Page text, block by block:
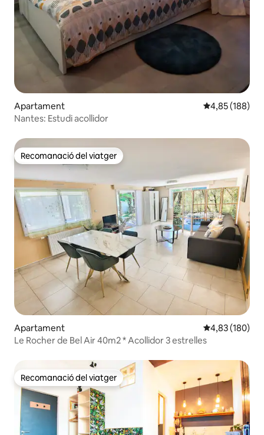
Apartament 4,85 de
4,85 (188)
Nantes: Estudi acollidor
Recomanació del viatger
Recomanació del viatger
Apartament 4,83 de
4,83 (180)
Le Rocher de Bel Air 40m2 * Acollidor 3 estrelles
Recomanació del viatger
Recomanació del viatger